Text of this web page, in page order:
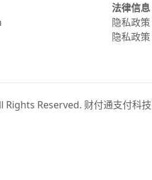
法律信息
隐私政
隐私政
Reserved. 财付通支付科